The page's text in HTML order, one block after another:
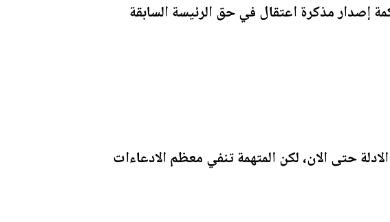
إصدار مذكرة اعتقال في حق الرئيسة السابقة
حتى الان، لكن المتهمة تنفي معظم الادعاءات